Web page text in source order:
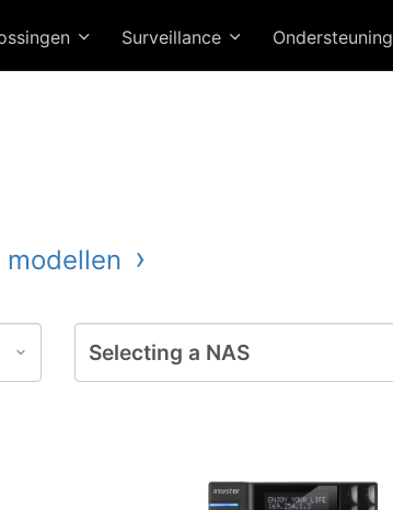
Surveillance Ondersteuning